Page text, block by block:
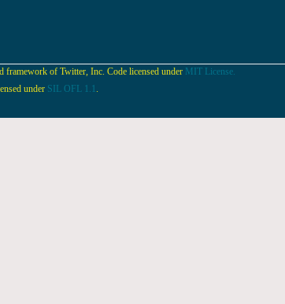
framework of Twitter, Inc. Code licensed under MIT License.
under SIL OFL 1.1 .